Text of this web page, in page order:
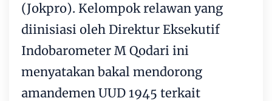
(Jokpro). Kelompok relawan yang
diinisiasi oleh Direktur Eksekutif
Indobarometer M Qodari ini
menyatakan bakal mendorong
amandemen UUD 1945 terkait